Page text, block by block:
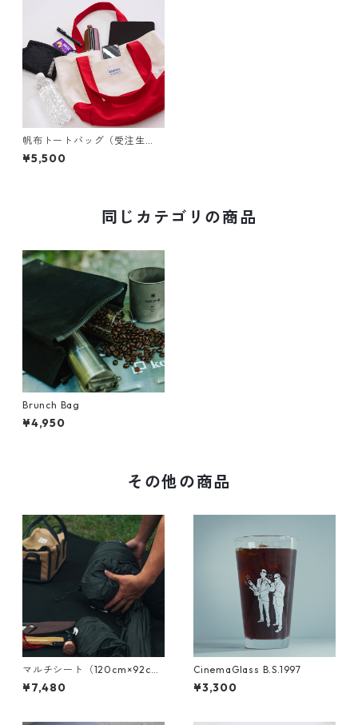
帆布トートバッグ（受注生
産）
¥5,500
同じカテゴリの商品
Brunch Bag
¥4,950
その他の商品
マルチシート（120cm×92c
m）
¥7,480
CinemaGlass B.S.1997
¥3,300